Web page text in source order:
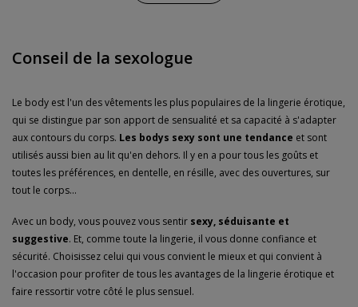
Conseil de la sexologue
Le body est l'un des vêtements les plus populaires de la lingerie érotique,
qui se distingue par son apport de sensualité et sa capacité à s'adapter
aux contours du corps. Les bodys sexy sont une tendance et sont
utilisés aussi bien au lit qu'en dehors. Il y en a pour tous les goûts et
toutes les préférences, en dentelle, en résille, avec des ouvertures, sur
tout le corps...
Avec un body, vous pouvez vous sentir sexy, séduisante et
suggestive. Et, comme toute la lingerie, il vous donne confiance et
sécurité. Choisissez celui qui vous convient le mieux et qui convient à
l'occasion pour profiter de tous les avantages de la lingerie érotique et
faire ressortir votre côté le plus sensuel.